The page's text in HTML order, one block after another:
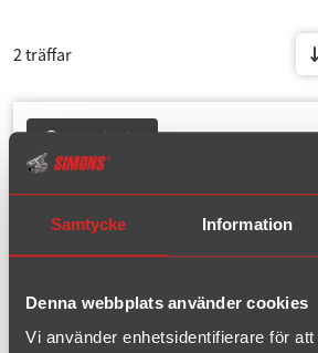
Samtycke Information
Denna webbplats använder cookies
Vi använder enhetsidentifierare för
2 träffar
Komplett kit